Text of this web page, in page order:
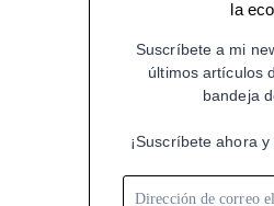
la
Suscríbete a mi
últimos artículos
bandeja
¡Suscríbete ahora